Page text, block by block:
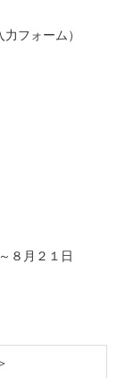
ォーム）
月２１日